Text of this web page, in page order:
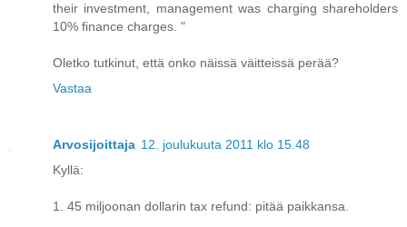
their investment, management was charging shareholders
10% finance charges. "
Oletko tutkinut, että onko näissä väitteissä perää?
Vastaa
Arvosijoittaja 12. joulukuuta 2011 klo 15.48
Kyllä:
1. 45 miljoonan dollarin tax refund: pitää paikkansa.